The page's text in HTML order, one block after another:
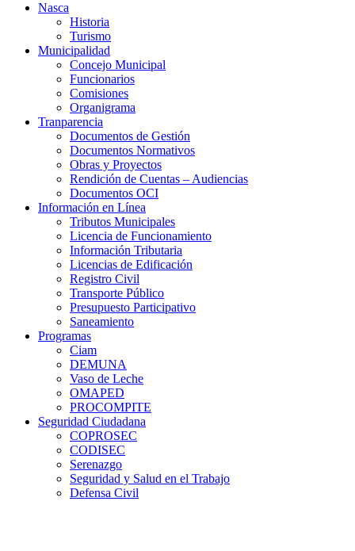
Nasca
Historia
Turismo
Municipalidad
Concejo Municipal
Funcionarios
Comisiones
Organigrama
Tranparencia
Documentos de Gestión
Documentos Normativos
Obras y Proyectos
Rendición de Cuentas – Audiencias
Documentos OCI
Información en Línea
Tributos Municipales
Licencia de Funcionamiento
Información Tributaria
Licencias de Edificación
Registro Civil
Transporte Público
Presupuesto Participativo
Saneamiento
Programas
Ciam
DEMUNA
Vaso de Leche
OMAPED
PROCOMPITE
Seguridad Ciudadana
COPROSEC
CODISEC
Serenazgo
Seguridad y Salud en el Trabajo
Defensa Civil